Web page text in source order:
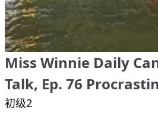
Miss Winnie Daily
Talk, Ep. 76
初级2